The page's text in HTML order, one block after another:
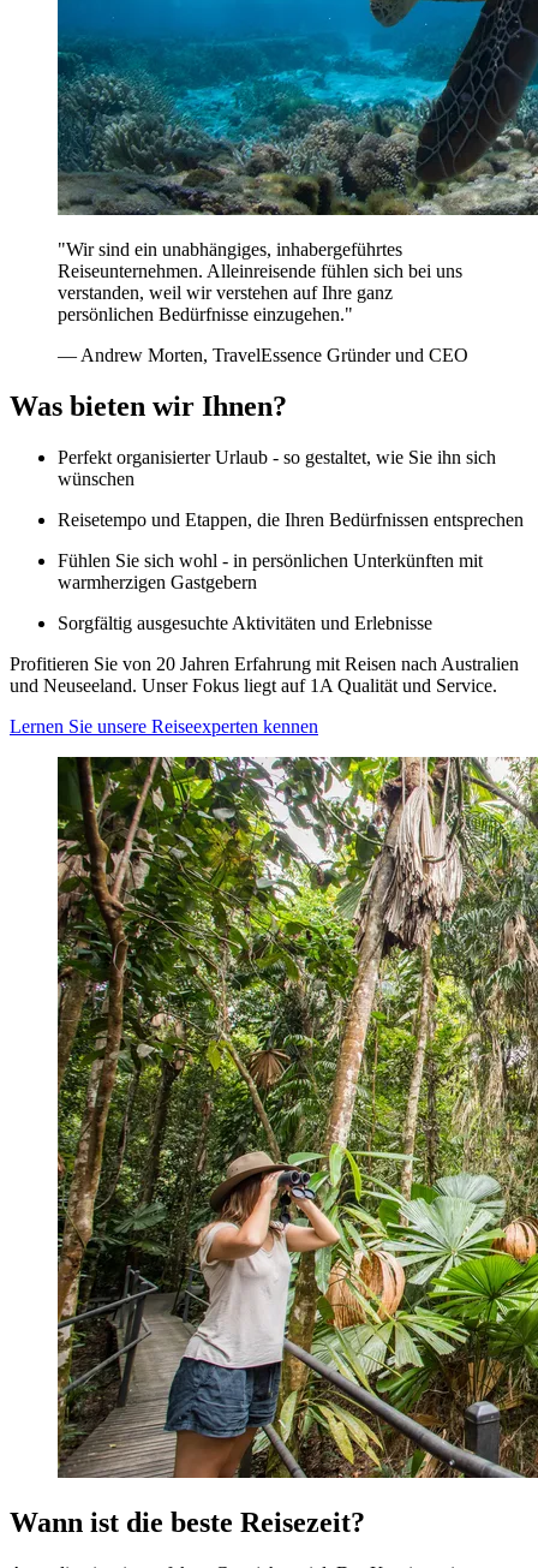
"Wir sind ein unabhängiges, inhabergeführtes
Reiseunternehmen. Alleinreisende fühlen sich bei uns
verstanden, weil wir verstehen auf Ihre ganz
persönlichen Bedürfnisse einzugehen."
— Andrew Morten, TravelEssence Gründer und CEO
Was bieten wir Ihnen?
Perfekt organisierter Urlaub - so gestaltet, wie Sie ihn sich
wünschen
Reisetempo und Etappen, die Ihren Bedürfnissen entsprechen
Fühlen Sie sich wohl - in persönlichen Unterkünften mit
warmherzigen Gastgebern
Sorgfältig ausgesuchte Aktivitäten und Erlebnisse
Profitieren Sie von 20 Jahren Erfahrung mit Reisen nach Australien
und Neuseeland. Unser Fokus liegt auf 1A Qualität und Service.
Lernen Sie unsere Reiseexperten kennen
Wann ist die beste Reisezeit?